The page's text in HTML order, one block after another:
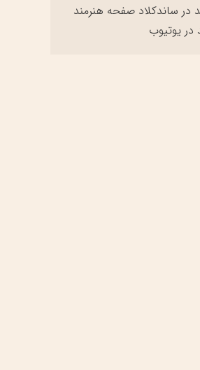
در ساندکلاد صفحه هنرمند
در یوتیوب